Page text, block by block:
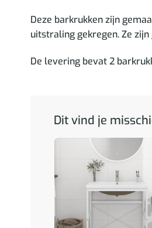
Deze barkrukken zijn
uitstraling gekregen. Ze
De levering bevat 2
Dit vind je